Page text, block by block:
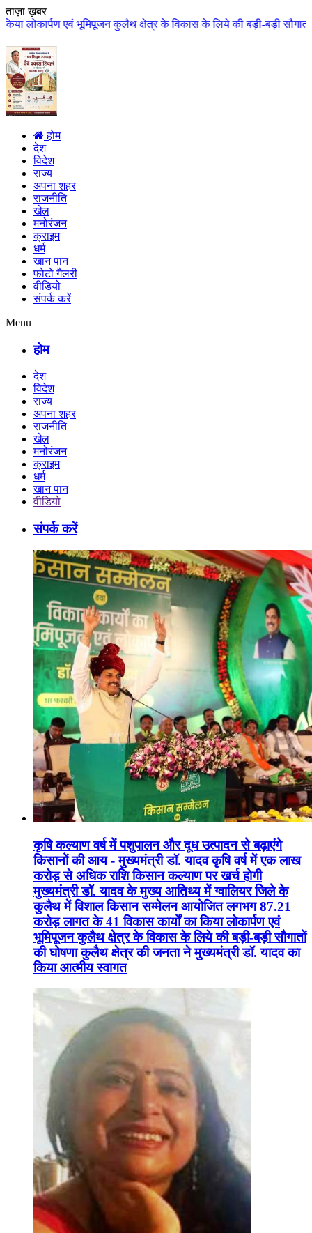
ताज़ा ख़बर
कुलैथ क्षेत्र के विकास के लिये की बड़ी-बड़ी सौगातों की घोषणा कुलैथ
होम
देश
विदेश
राज्य
अपना शहर
राजनीति
खेल
मनोरंजन
क्राइम
धर्म
खान पान
फोटो गैलरी
वीडियो
संपर्क करें
Menu
होम
देश
विदेश
राज्य
अपना शहर
राजनीति
खेल
मनोरंजन
क्राइम
धर्म
खान पान
वीडियो
संपर्क करें
कृषि कल्याण वर्ष में पशुपालन और दूध उत्पादन से बढ़ाएंगे
किसानों की आय - मुख्यमंत्री डॉ. यादव कृषि वर्ष में एक लाख
करोड़ से अधिक राशि किसान कल्याण पर खर्च होगी
मुख्यमंत्री डॉ. यादव के मुख्य आतिथ्य में ग्वालियर जिले के
कुलैथ में विशाल किसान सम्मेलन आयोजित लगभग 87.21
करोड़ लागत के 41 विकास कार्यों का किया लोकार्पण एवं
भूमिपूजन कुलैथ क्षेत्र के विकास के लिये की बड़ी-बड़ी सौगातों
की घोषणा कुलैथ क्षेत्र की जनता ने मुख्यमंत्री डॉ. यादव का
किया आत्मीय स्वागत